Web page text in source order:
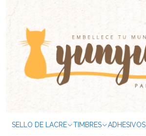
SELLO DE LACRE TIMBRES ADHESIVOS